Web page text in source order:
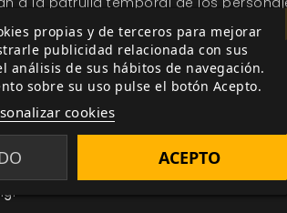
Las Corrientes del Tiemposon tan
ficción; los escenarios, tan vastos
aquellos a los que la humanidad
rol completo creado porMiguel
propias y de terceros para mejorar
publicidad relacionada con sus
análisis de sus hábitos de navegación.
sobre su uso pulse el botón Acepto.
cookies
ACEPTO